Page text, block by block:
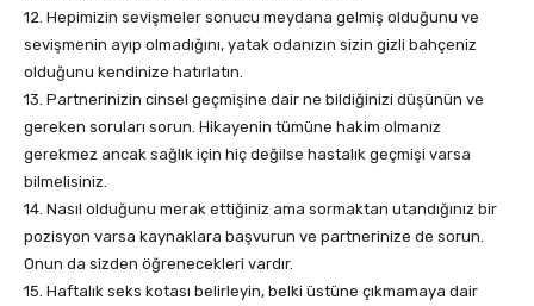
12. Hepimizin sevişmeler sonucu meydana gelmiş olduğunu ve
sevişmenin ayıp olmadığını, yatak odanızın sizin gizli bahçeniz
olduğunu kendinize hatırlatın.
13. Partnerinizin cinsel geçmişine dair ne bildiğinizi düşünün ve
gereken soruları sorun. Hikayenin tümüne hakim olmanız
gerekmez ancak sağlık için hiç değilse hastalık geçmişi varsa
bilmelisiniz.
14. Nasıl olduğunu merak ettiğiniz ama sormaktan utandığınız bir
pozisyon varsa kaynaklara başvurun ve partnerinize de sorun.
Onun da sizden öğrenecekleri vardır.
15. Haftalık seks kotası belirleyin, belki üstüne çıkmamaya dair